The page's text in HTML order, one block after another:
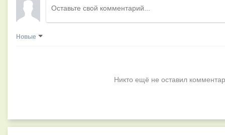
Новые
Никто ещё не оставил